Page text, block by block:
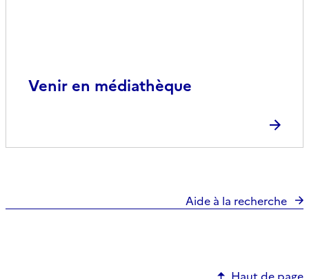
Venir en médiathèque
Aide à la recherche
Haut de page